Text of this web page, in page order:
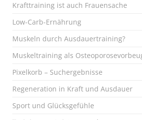
Krafttraining ist auch Frauensache
Low-Carb-Ernährung
Muskeln durch Ausdauertraining?
Muskeltraining als
Pixelkorb – Suchergebnisse
Regeneration in Kraft und Ausdauer
Sport und Glücksgefühle